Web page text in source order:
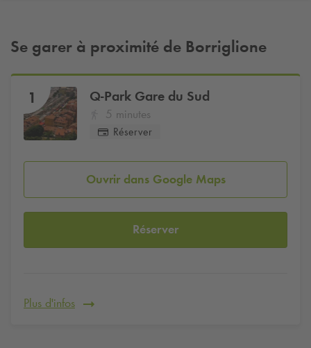
Se garer à proximité de Borriglione
1 Q-Park Gare du Sud
5 minutes
Réserver
Ouvrir dans Google Maps
Réserver
Plus d'infos